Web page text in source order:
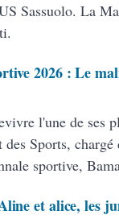
Sassuolo. La
2026 : Le
l'une de ses
des Sports,
sportive,
et alice, les